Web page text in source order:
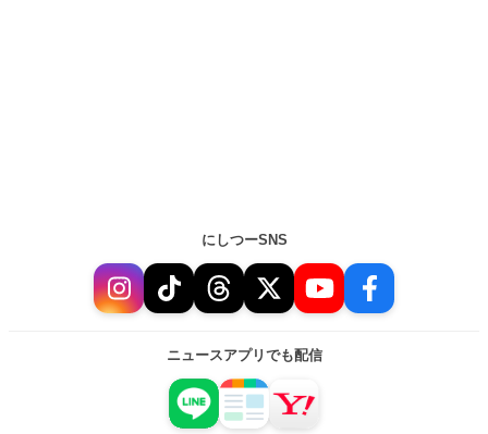
にしつーSNS
ニュースアプリでも配信